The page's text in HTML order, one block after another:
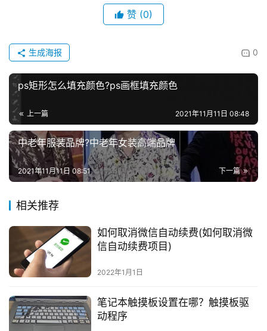
赞 (0)
0
生成海报
ps矩形怎么填充颜色?ps画框填充颜色
上一篇 2021年11月11日 08:48
中老年服装品牌?中老年女装高端品牌
下一篇
2021年11月11日 08:51
相关推荐
如何取消微信自动续费(如何取消微
信自动续费项目)
2022年1月1日
笔记本触摸板设置在哪？触摸板驱
动程序